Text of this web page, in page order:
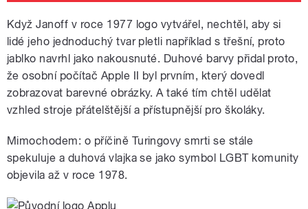
Když Janoff v roce 1977 logo vytvářel, nechtěl, aby si
lidé jeho jednoduchý tvar pletli například s třešní, proto
jablko navrhl jako nakousnuté. Duhové barvy přidal proto,
že osobní počítač Apple II byl prvním, který dovedl
zobrazovat barevné obrázky. A také tím chtěl udělat
vzhled stroje přátelštější a přístupnější pro školáky.
Mimochodem: o příčině Turingovy smrti se stále
spekuluje a duhová vlajka se jako symbol LGBT komunity
objevila až v roce 1978.